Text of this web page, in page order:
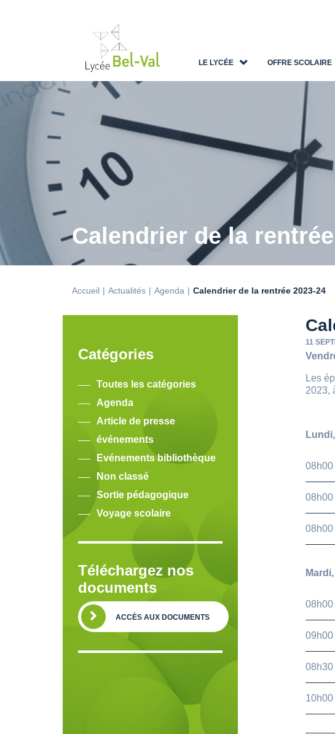
LE LYCÉE OFFRE SCOLAIRE
Calendrier de la
Accueil Actualités Agenda Calendrier de la rentrée 2023-24
11
Les
2023,
08h00
09h00
Catégories
Toutes les catégories
Agenda
Article de presse
événements
Evénements bibliothèque
Non classé
Sortie pédagogique
Voyage scolaire
Téléchargez nos
documents
ACCÈS AUX DOCUMENTS